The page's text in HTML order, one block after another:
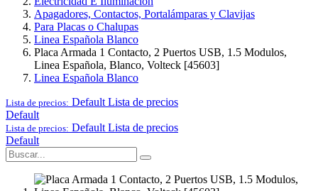
Apagadores, Contactos, Portalámparas y Clavijas
Para Placas o Chalupas
Linea Española Blanco
Placa Armada 1 Contacto, 2 Puertos USB, 1.5 Modulos,
Linea Española, Blanco, Volteck [45603]
Linea Española Blanco
Lista de precios: Default Lista de precios
Default
Lista de precios: Default Lista de precios
Default